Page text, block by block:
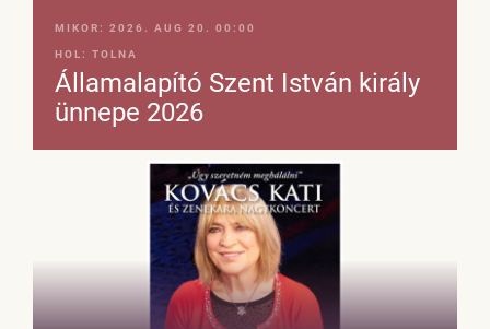
MIKOR: 2026. AUG 20. 00:00
HOL: TOLNA
Államalapító Szent István király
ünnepe 2026